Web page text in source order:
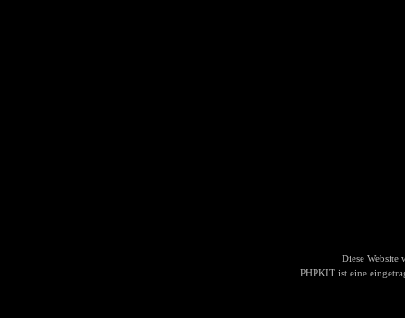
Diese Website
PHPKIT ist eine